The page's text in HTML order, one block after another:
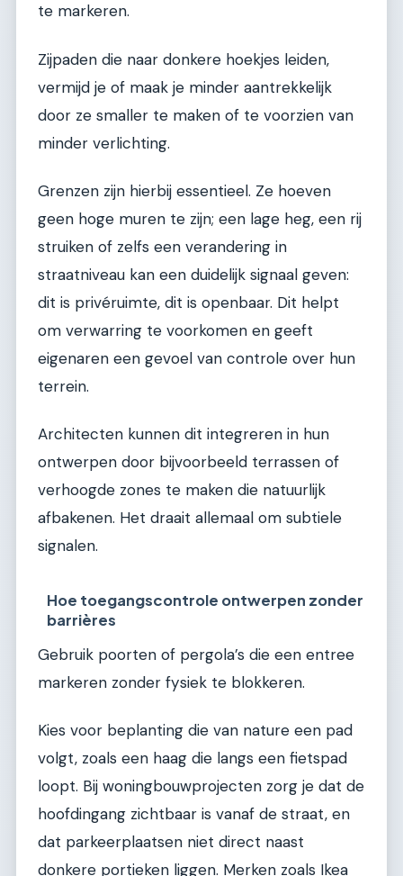
te markeren.
Zijpaden die naar donkere hoekjes leiden,
vermijd je of maak je minder aantrekkelijk
door ze smaller te maken of te voorzien van
minder verlichting.
Grenzen zijn hierbij essentieel. Ze hoeven
geen hoge muren te zijn; een lage heg, een rij
struiken of zelfs een verandering in
straatniveau kan een duidelijk signaal geven:
dit is privéruimte, dit is openbaar. Dit helpt
om verwarring te voorkomen en geeft
eigenaren een gevoel van controle over hun
terrein.
Architecten kunnen dit integreren in hun
ontwerpen door bijvoorbeeld terrassen of
verhoogde zones te maken die natuurlijk
afbakenen. Het draait allemaal om subtiele
signalen.
Hoe toegangscontrole ontwerpen zonder
barrières
Gebruik poorten of pergola’s die een entree
markeren zonder fysiek te blokkeren.
Kies voor beplanting die van nature een pad
volgt, zoals een haag die langs een fietspad
loopt. Bij woningbouwprojecten zorg je dat de
hoofdingang zichtbaar is vanaf de straat, en
dat parkeerplaatsen niet direct naast
donkere portieken liggen. Merken zoals Ikea